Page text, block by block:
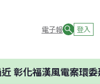
電子報 登入
福漢風電案環委建